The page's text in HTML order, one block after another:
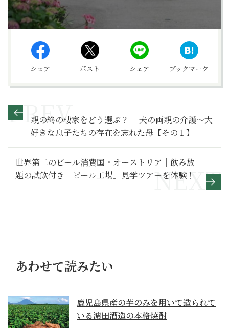
シェア ポスト シェア ブックマーク
親の終の棲家をどう選ぶ？｜ 夫の両親の介護～大
好きな息子たちの存在を忘れた母【その１】
世界第二のビール消費国・オーストリア｜飲み放
題の試飲付き「ビール工場」見学ツアーを体験！
あわせて読みたい
鹿児島県産の芋のみを用いて造られて
いる濵田酒造の本格焼酎